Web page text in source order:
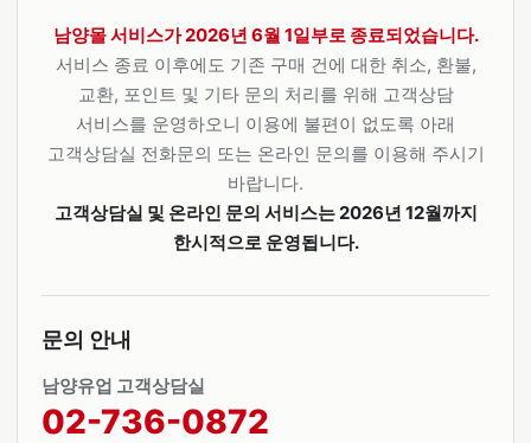
남양몰 서비스가 2026년 6월 1일부로 종료되었습니다.
서비스 종료 이후에도 기존 구매 건에 대한 취소, 환불,
교환, 포인트 및 기타 문의 처리를 위해 고객상담
서비스를 운영하오니 이용에 불편이 없도록 아래
고객상담실 전화문의 또는 온라인 문의를 이용해 주시기
바랍니다.
고객상담실 및 온라인 문의 서비스는 2026년 12월까지
한시적으로 운영됩니다.
문의 안내
남양유업 고객상담실
02-736-0872